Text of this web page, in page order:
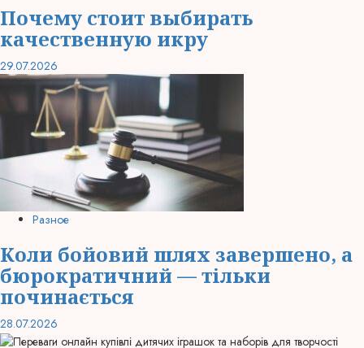
Почему стоит выбирать
качественную икру
29.07.2026
Разное
Коли бойовий шлях завершено, а
бюрократичний — тільки
починається
28.07.2026